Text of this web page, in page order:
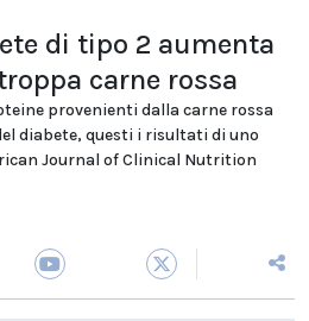
di tipo 2 aumenta
carne rossa
provenienti dalla carne rossa
diabete, questi i risultati di uno
Journal of Clinical Nutrition